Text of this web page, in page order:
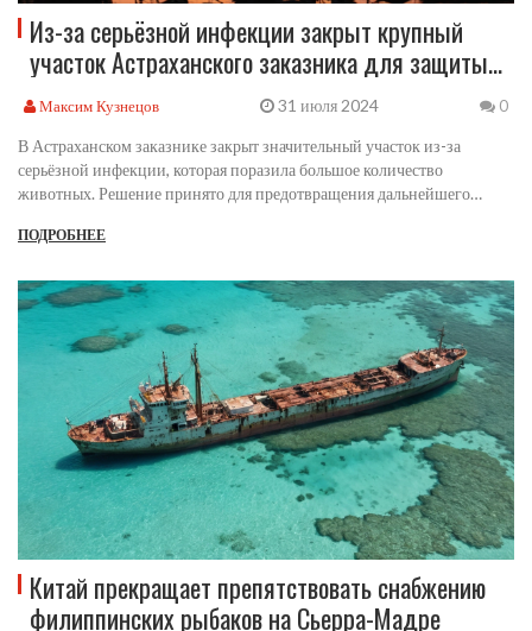
Из-за серьёзной инфекции закрыт крупный
участок Астраханского заказника для защиты
животных и посетителей
Максим Кузнецов 31 июля 2024 0
В Астраханском заказнике закрыт значительный участок из-за
серьёзной инфекции, которая поразила большое количество
животных. Решение принято для предотвращения дальнейшего
будет закрыта до полной ликвидации инфекции.
ПОДРОБНЕЕ
Китай прекращает препятствовать снабжению
филиппинских рыбаков на Сьерра-Мадре